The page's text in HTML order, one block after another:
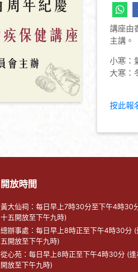
講座由
主講。
小寒：
大寒：
按此報
開放時間
黃大仙祠：每日早上7時30分至下午4時30
十五開放至下午九時)
總辦事處：每日早上8時正至下午4時30分
五開放至下午九時)
從心苑：每日早上8時正至下午4時30分 (逢
開放至下午九時)